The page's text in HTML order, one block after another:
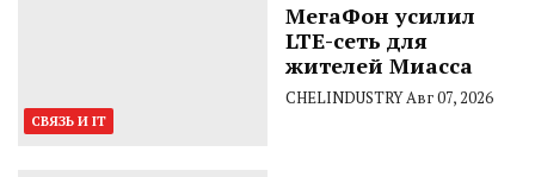
СВЯЗЬ И IT
МегаФон усилил
LTE-сеть для
жителей Миасса
CHELINDUSTRYАвг 07, 2026